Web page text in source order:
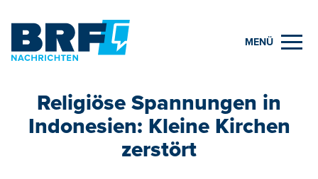
MENÜ
Religiöse Spannungen in
Indonesien: Kleine Kirchen
zerstört